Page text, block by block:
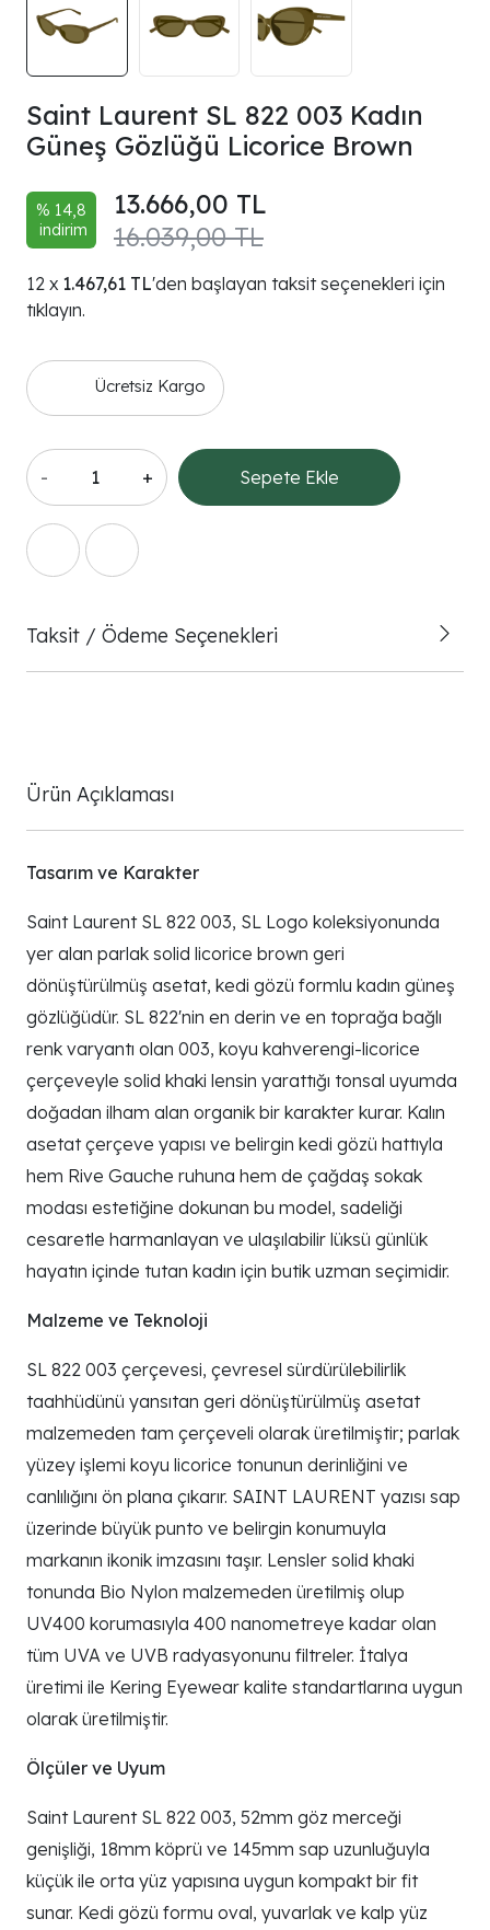
Saint Laurent SL 822 003 Kadın
Güneş Gözlüğü Licorice Brown
% 14,8
indirim
16.039,00 TL
13.666,00 TL
1.467,61 TL'den başlayan taksit seçenekleri için
tıklayın.
Ücretsiz Kargo
- + Sepete Ekle
Taksit / Ödeme Seçenekleri
Ürün Açıklaması
Tasarım ve Karakter
Saint Laurent SL 822 003, SL Logo koleksiyonunda
yer alan parlak solid licorice brown geri
dönüştürülmüş asetat, kedi gözü formlu kadın güneş
gözlüğüdür. SL 822'nin en derin ve en toprağa bağlı
renk varyantı olan 003, koyu kahverengi-licorice
çerçeveyle solid khaki lensin yarattığı tonsal uyumda
doğadan ilham alan organik bir karakter kurar. Kalın
asetat çerçeve yapısı ve belirgin kedi gözü hattıyla
hem Rive Gauche ruhuna hem de çağdaş sokak
modası estetiğine dokunan bu model, sadeliği
cesaretle harmanlayan ve ulaşılabilir lüksü günlük
hayatın içinde tutan kadın için butik uzman seçimidir.
Malzeme ve Teknoloji
SL 822 003 çerçevesi, çevresel sürdürülebilirlik
taahhüdünü yansıtan geri dönüştürülmüş asetat
malzemeden tam çerçeveli olarak üretilmiştir; parlak
yüzey işlemi koyu licorice tonunun derinliğini ve
canlılığını ön plana çıkarır. SAINT LAURENT yazısı sap
üzerinde büyük punto ve belirgin konumuyla
markanın ikonik imzasını taşır. Lensler solid khaki
tonunda Bio Nylon malzemeden üretilmiş olup
UV400 korumasıyla 400 nanometreye kadar olan
tüm UVA ve UVB radyasyonunu filtreler. İtalya
üretimi ile Kering Eyewear kalite standartlarına uygun
olarak üretilmiştir.
Ölçüler ve Uyum
Saint Laurent SL 822 003, 52mm göz merceği
genişliği, 18mm köprü ve 145mm sap uzunluğuyla
küçük ile orta yüz yapısına uygun kompakt bir fit
sunar. Kedi gözü formu oval, yuvarlak ve kalp yüz